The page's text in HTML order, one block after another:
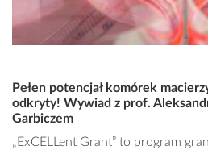
Pełen potencjał komórek
odkryty! Wywiad z prof.
Garbiczem
„ExCELLent Grant” to program